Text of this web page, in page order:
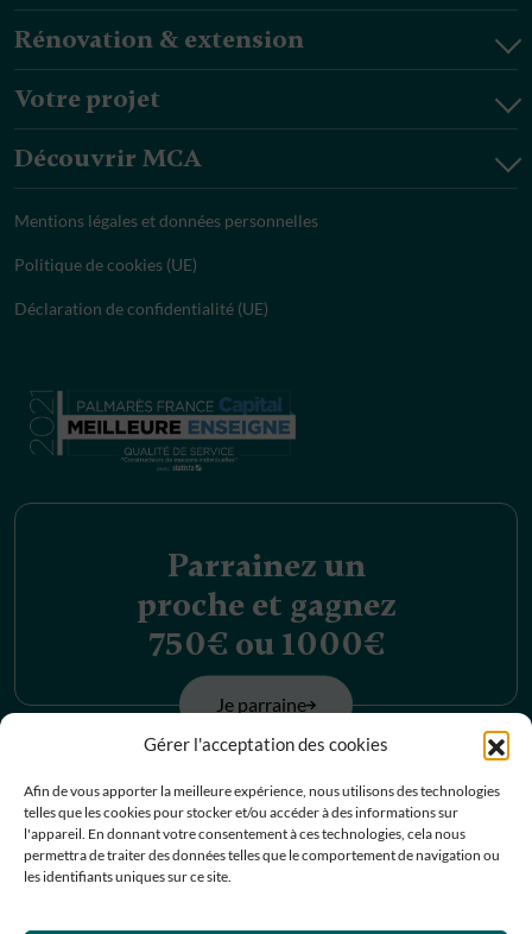
Gérer l'acceptation des cookies
Afin de vous apporter la meilleure expérience, nous utilisons des technologies
telles que les cookies pour stocker et/ou accéder à des informations sur
l'appareil. En donnant votre consentement à ces technologies, cela nous
permettra de traiter des données telles que le comportement de navigation ou
les identifiants uniques sur ce site.
Rénovation & extension
Votre projet
Découvrir MCA
Mentions légales et données personnelles
Politique de cookies (UE)
Déclaration de confidentialité (UE)
Parrainez un
proche et gagnez
750€ ou 1000€
Je parraine
Découvrez nos
offres d’emplois